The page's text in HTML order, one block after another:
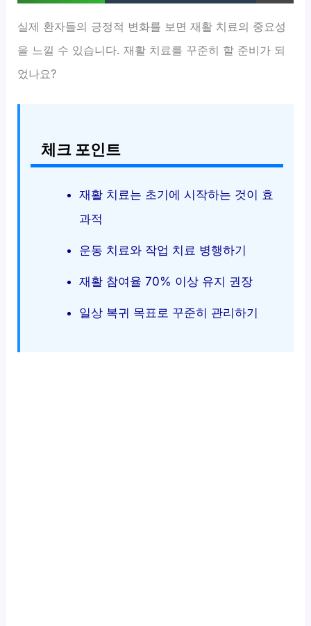
실제 환자들의 긍정적 변화를 보면 재활 치료의 중요성
을 느낄 수 있습니다. 재활 치료를 꾸준히 할 준비가 되
었나요?
체크 포인트
재활 치료는 초기에 시작하는 것이 효
과적
운동 치료와 작업 치료 병행하기
재활 참여율 70% 이상 유지 권장
일상 복귀 목표로 꾸준히 관리하기